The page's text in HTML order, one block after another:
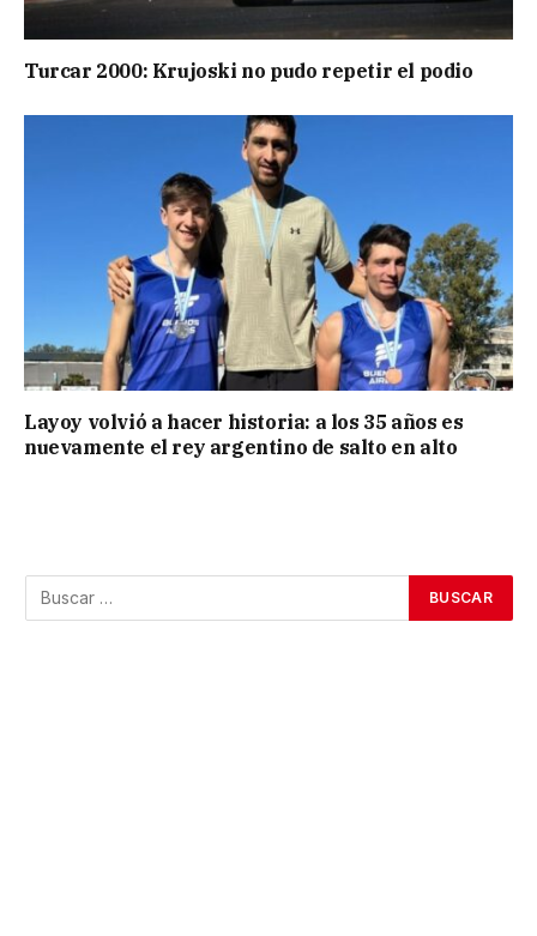
Turcar 2000: Krujoski no pudo repetir el podio
Layoy volvió a hacer historia: a los 35 años es
nuevamente el rey argentino de salto en alto